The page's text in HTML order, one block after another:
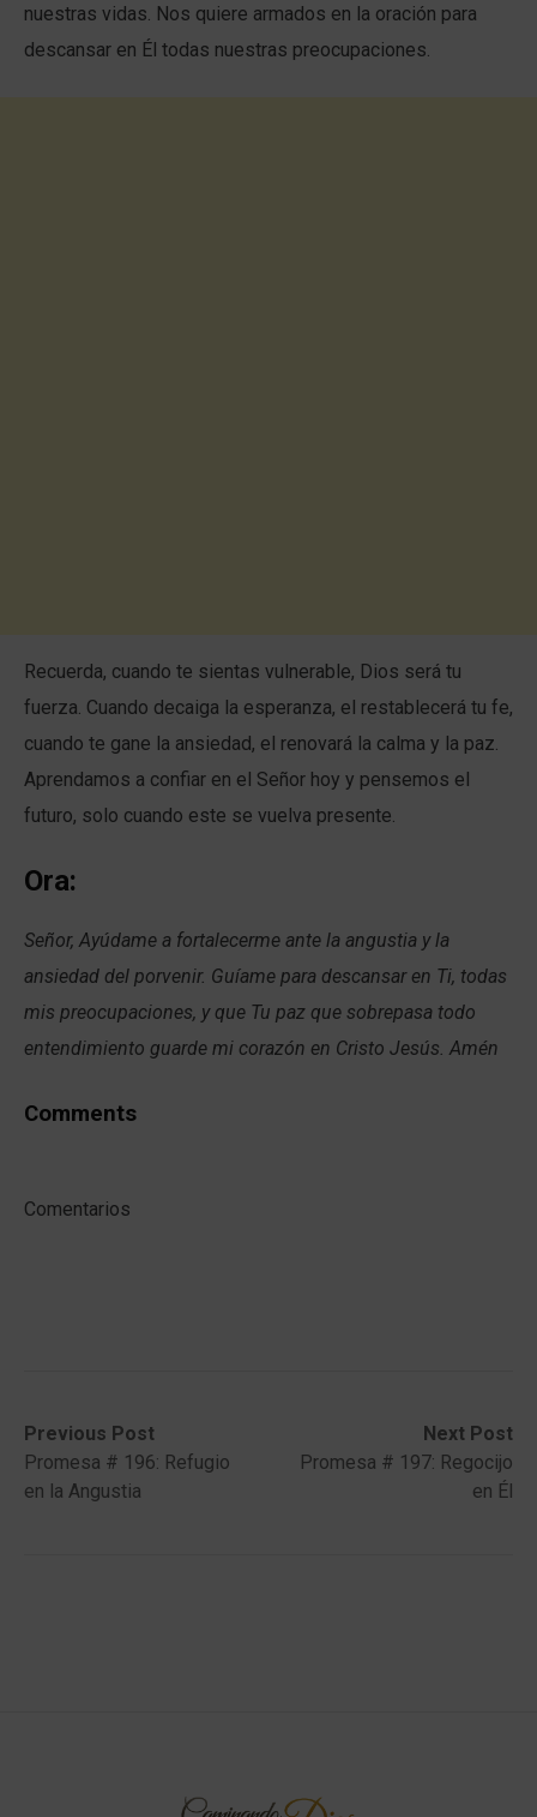
nuestras vidas. Nos quiere armados en la oración para
descansar en Él todas nuestras preocupaciones.
Recuerda, cuando te sientas vulnerable, Dios será tu
fuerza. Cuando decaiga la esperanza, el restablecerá tu fe,
cuando te gane la ansiedad, el renovará la calma y la paz.
Aprendamos a confiar en el Señor hoy y pensemos el
futuro, solo cuando este se vuelva presente.
Ora:
Señor, Ayúdame a fortalecerme ante la angustia y la
ansiedad del porvenir. Guíame para descansar en Ti, todas
mis preocupaciones, y que Tu paz que sobrepasa todo
entendimiento guarde mi corazón en Cristo Jesús. Amén
Comments
Comentarios
Post
navigation
Previous Post
Previous
post:Promesa # 196: Refugio
en la Angustia
Next Post
Next
post:
Promesa # 197: Regocijo
en Él